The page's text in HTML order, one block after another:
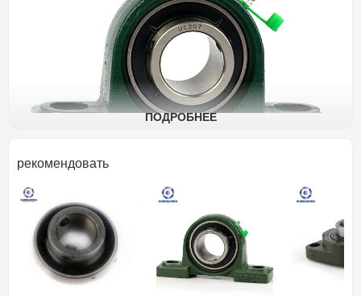
наименован
ие товара Опорный подшипник
Состав
Подушка блок
подшипников
монтаж
ПОДРОБНЕЕ
рекомендовать